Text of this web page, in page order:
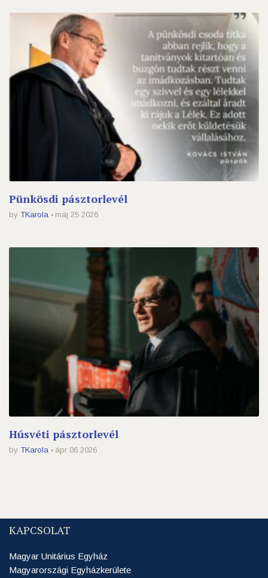
Pünkösdi pásztorlevél
by TKarola máj 25 2026
Húsvéti pásztorlevél
by TKarola ápr 06 2026
KAPCSOLAT
Magyar Unitárius Egyház
Magyarországi Egyházkerülete